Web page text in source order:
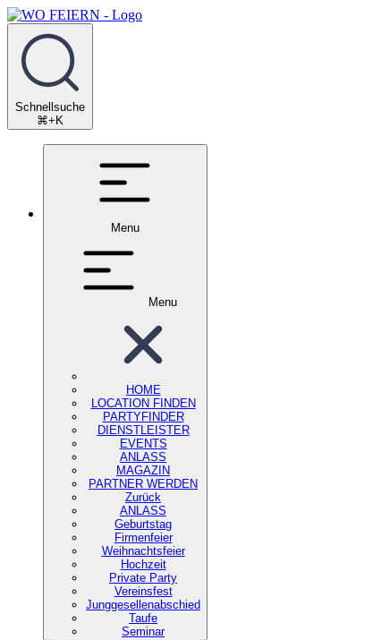
Schnellsuche
⌘+K
Menu
Menu
HOME
LOCATION FINDEN
PARTYFINDER
DIENSTLEISTER
EVENTS
ANLASS
MAGAZIN
PARTNER WERDEN
Zurück
ANLASS
Geburtstag
Firmenfeier
Weihnachtsfeier
Hochzeit
Private Party
Vereinsfest
Junggesellenabschied
Taufe
Seminar